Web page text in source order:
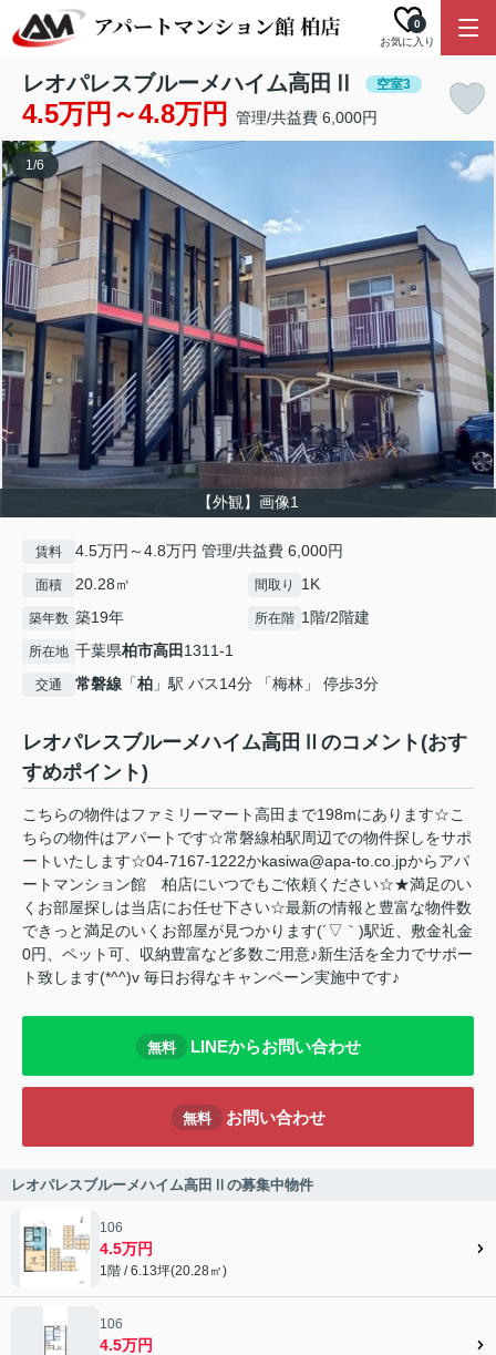
お気に入り
0
レオパレスブルーメハイム高田Ⅱ 空室3
4.5万円～4.8万円 管理/共益費 6,000円
【外観】画像1
1/6
賃料 4.5万円～4.8万円 管理/共益費 6,000円
面積 20.28㎡ 間取り 1K
築年数 築19年 所在階 1階/2階建
所在地 千葉県柏市高田 1311-1
交通 常磐線 「柏 」駅 バス14分 「梅林」 停歩3分
レオパレスブルーメハイム高田Ⅱのコメント(おす
すめポイント)
こちらの物件はファミリーマート高田まで198mにあります☆こ
ちらの物件はアパートです☆常磐線柏駅周辺での物件探しをサポ
ートいたします☆04-7167-1222かkasiwa@apa-to.co.jpからアパ
ートマンション館 柏店にいつでもご依頼ください☆★満足のい
くお部屋探しは当店にお任せ下さい☆最新の情報と豊富な物件数
できっと満足のいくお部屋が見つかります(´▽｀)駅近、敷金礼金
0円、ペット可、収納豊富など多数ご用意♪新生活を全力でサポー
ト致します(*^^)v 毎日お得なキャンペーン実施中です♪
無料 LINEからお問い合わせ
無料 お問い合わせ
レオパレスブルーメハイム高田Ⅱの募集中物件
106
4.5万円
1階 / 6.13坪(20.28㎡)
106
4.5万円